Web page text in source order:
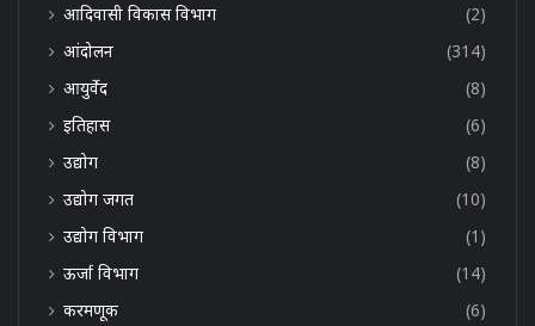
आदिवासी विकास विभाग
(2)
आंदोलन
(314)
आयुर्वेद
(8)
इतिहास
(6)
उद्योग
(8)
उद्योग जगत
(10)
उद्योग विभाग
(1)
ऊर्जा विभाग
(14)
करमणूक
(6)